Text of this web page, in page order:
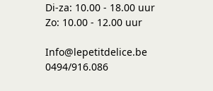
Di-za: 10.00 - 18.00 uur
Zo: 10.00 - 12.00 uur
Info@lepetitdelice.be
0494/916.086